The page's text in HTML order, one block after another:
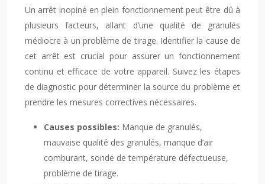
Un arrêt inopiné en plein fonctionnement peut être dû à
plusieurs facteurs, allant d’une qualité de granulés
médiocre à un problème de tirage. Identifier la cause de
cet arrêt est crucial pour assurer un fonctionnement
continu et efficace de votre appareil. Suivez les étapes
de diagnostic pour déterminer la source du problème et
prendre les mesures correctives nécessaires.
Causes possibles: Manque de granulés,
mauvaise qualité des granulés, manque d’air
comburant, sonde de température défectueuse,
problème de tirage.